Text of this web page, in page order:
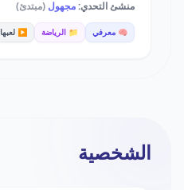
منشئ التحدي:مجهول (مبتدئ)
🧠 معرفي 📁 الرياضة ▶️ لعبها 50,421
الشخصية